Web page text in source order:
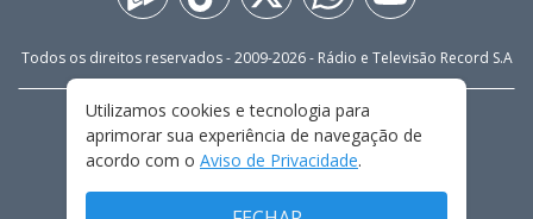
Todos os direitos reservados - 2009-2026- Rádio e Televisão Record S.A
FALE CONOSCO
PRIVACIDADE
TERMOS E CONDIÇÕES DE USO
Utilizamos cookies e tecnologia para
aprimorar sua experiência de navegação de
acordo com o Aviso de Privacidade.